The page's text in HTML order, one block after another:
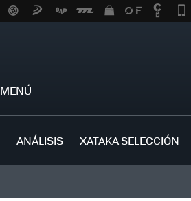
MENÚ
ANÁLISIS XATAKA SELECCIÓN